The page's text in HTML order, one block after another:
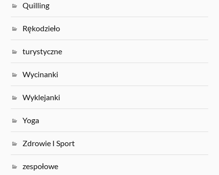
Quilling
Rękodzieło
turystyczne
Wycinanki
Wyklejanki
Yoga
Zdrowie I Sport
zespołowe